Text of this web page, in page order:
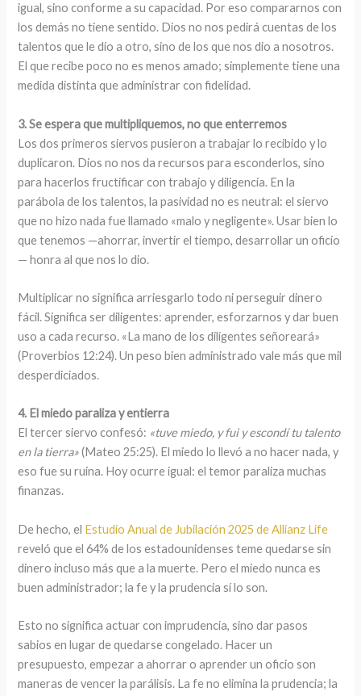
igual, sino conforme a su capacidad. Por eso compararnos con
los demás no tiene sentido. Dios no nos pedirá cuentas de los
talentos que le dio a otro, sino de los que nos dio a nosotros.
El que recibe poco no es menos amado; simplemente tiene una
medida distinta que administrar con fidelidad.
3. Se espera que multipliquemos, no que enterremos
Los dos primeros siervos pusieron a trabajar lo recibido y lo
duplicaron. Dios no nos da recursos para esconderlos, sino
para hacerlos fructificar con trabajo y diligencia. En la
parábola de los talentos, la pasividad no es neutral: el siervo
que no hizo nada fue llamado «malo y negligente». Usar bien lo
que tenemos —ahorrar, invertir el tiempo, desarrollar un oficio
— honra al que nos lo dio.
Multiplicar no significa arriesgarlo todo ni perseguir dinero
fácil. Significa ser diligentes: aprender, esforzarnos y dar buen
uso a cada recurso. «La mano de los diligentes señoreará»
(Proverbios 12:24). Un peso bien administrado vale más que mil
desperdiciados.
4. El miedo paraliza y entierra
El tercer siervo confesó: «tuve miedo, y fui y escondí tu talento
en la tierra»(Mateo 25:25). El miedo lo llevó a no hacer nada, y
eso fue su ruina. Hoy ocurre igual: el temor paraliza muchas
finanzas.
De hecho, el Estudio Anual de Jubilación 2025 de Allianz Life
reveló que el 64% de los estadounidenses teme quedarse sin
dinero incluso más que a la muerte. Pero el miedo nunca es
buen administrador; la fe y la prudencia sí lo son.
Esto no significa actuar con imprudencia, sino dar pasos
sabios en lugar de quedarse congelado. Hacer un
presupuesto, empezar a ahorrar o aprender un oficio son
maneras de vencer la parálisis. La fe no elimina la prudencia; la